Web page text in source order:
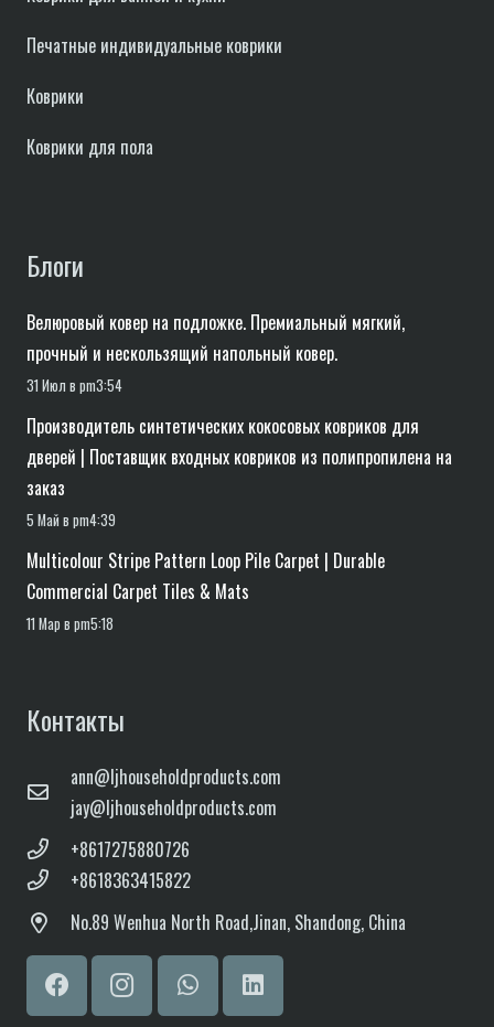
Печатные индивидуальные коврики
Коврики
Коврики для пола
Блоги
Велюровый ковер на подложке. Премиальный мягкий,
прочный и нескользящий напольный ковер.
31 Июл в pm3:54
Производитель синтетических кокосовых ковриков для
дверей | Поставщик входных ковриков из полипропилена на
заказ
5 Май в pm4:39
Multicolour Stripe Pattern Loop Pile Carpet | Durable
Commercial Carpet Tiles & Mats
11 Мар в pm5:18
Контакты
ann@ljhouseholdproducts.com
jay@ljhouseholdproducts.com
+8617275880726
+8618363415822
No.89 Wenhua North Road,Jinan, Shandong, China